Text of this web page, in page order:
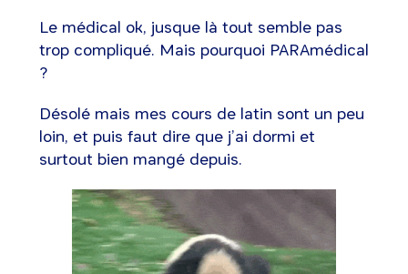
Le médical ok, jusque là tout semble pas
trop compliqué. Mais pourquoi PARAmédical
?
Désolé mais mes cours de latin sont un peu
loin, et puis faut dire que j’ai dormi et
surtout bien mangé depuis.